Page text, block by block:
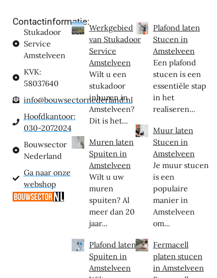
Contactinformatie:
Stukadoor
Service
Amstelveen
KVK:
58037640
info@bouwsectornederland.nl
Hoofdkantoor:
030-2072024
Bouwsector
Nederland
Ga naar onze
webshop
Werkgebied
van Stukadoor
Service
Amstelveen
Wilt u een
stukadoor
inhuren in
Amstelveen?
Dit is het...
Muren laten
Spuiten in
Amstelveen
Wilt u uw
muren
spuiten? Al
meer dan 20
jaar...
Plafond laten
Spuiten in
Amstelveen
Plafond laten
Stucen in
Amstelveen
Een plafond
stucen is een
essentiële stap
in het
realiseren...
Muur laten
Stucen in
Amstelveen
Je muur stucen
is een
populaire
manier in
Amstelveen
om...
Fermacell
platen stucen
in Amstelveen